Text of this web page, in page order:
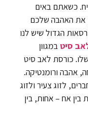
כשאתם באים
את האהבה שלכם
הגדול שיש לנו
סיט במגוון
כורסת לאב סיט
אהבה ורומנטיקה.
לזוג צעיר ולזוג
בין אח – אחות, בין